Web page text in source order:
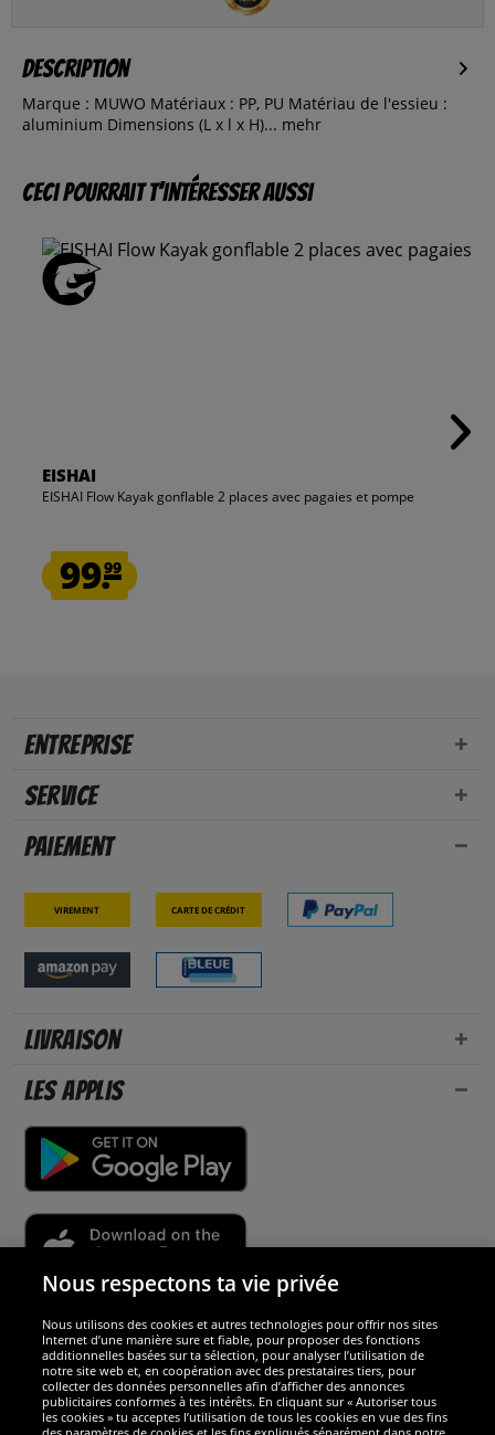
Description
Marque : MUWO Matériaux : PP, PU Matériau de l'essieu :
aluminium Dimensions (L x l x H)... mehr
Ceci pourrait t’intéresser aussi
EISHAI
EISHAI Flow Kayak gonflable 2 places avec pagaies et pompe
99.99
Entreprise
Service
Paiement
Virement Carte de crédit
Livraison
Les applis
Sécurité
Nous sommes excellents
Nous respectons ta vie privée
Nous utilisons des cookies et autres technologies pour offrir nos sites
Internet d’une manière sure et fiable, pour proposer des fonctions
additionnelles basées sur ta sélection, pour analyser l’utilisation de
notre site web et, en coopération avec des prestataires tiers, pour
collecter des données personnelles afin d’afficher des annonces
publicitaires conformes à tes intérêts. En cliquant sur « Autoriser tous
les cookies » tu acceptes l’utilisation de tous les cookies en vue des fins